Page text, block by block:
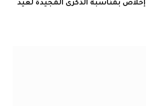
بمناسبة الذكرى المجيدة لعيد